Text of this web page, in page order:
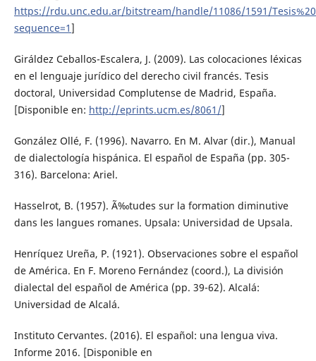
https://rdu.unc.edu.ar/bitstream/handle/11086/1591/
sequence=1]
Giráldez Ceballos-Escalera, J. (2009). Las colocaciones léxicas
en el lenguaje jurídico del derecho civil francés. Tesis
doctoral, Universidad Complutense de Madrid, España.
[Disponible en: http://eprints.ucm.es/8061/]
González Ollé, F. (1996). Navarro. En M. Alvar (dir.), Manual
de dialectología hispánica. El español de España (pp. 305-
316). Barcelona: Ariel.
Hasselrot, B. (1957). Ã‰tudes sur la formation diminutive
dans les langues romanes. Upsala: Universidad de Upsala.
Henríquez Ureña, P. (1921). Observaciones sobre el español
de América. En F. Moreno Fernández (coord.), La división
dialectal del español de América (pp. 39-62). Alcalá:
Universidad de Alcalá.
Instituto Cervantes. (2016). El español: una lengua viva.
Informe 2016. [Disponible en